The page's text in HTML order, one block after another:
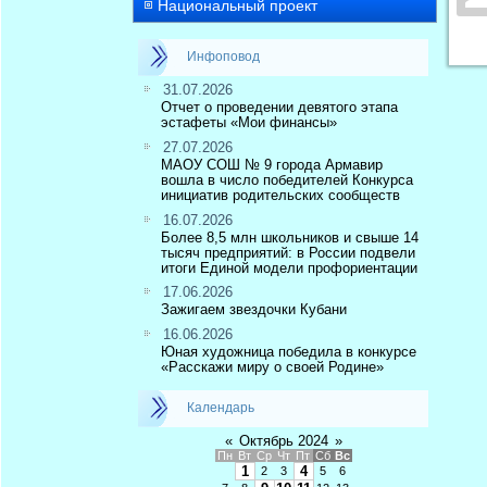
Национальный проект
Инфоповод
31.07.2026
Отчет о проведении девятого этапа
эстафеты «Мои финансы»
27.07.2026
МАОУ СОШ № 9 города Армавир
вошла в число победителей Конкурса
инициатив родительских сообществ
16.07.2026
Более 8,5 млн школьников и свыше 14
тысяч предприятий: в России подвели
итоги Единой модели профориентации
17.06.2026
Зажигаем звездочки Кубани
16.06.2026
Юная художница победила в конкурсе
«Расскажи миру о своей Родине»
Календарь
« Октябрь 2024 »
Пн Вт Ср Чт Пт Сб Вс
1 2 3 4 5
6